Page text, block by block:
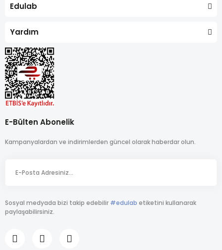
Edulab
Yardım
E-Bülten Abonelik
Kampanyalardan ve indirimlerden güncel olarak haberdar olun.
Sosyal medyada bizi takip edebilir #edulab etiketini kullanarak
paylaşabilirsiniz.